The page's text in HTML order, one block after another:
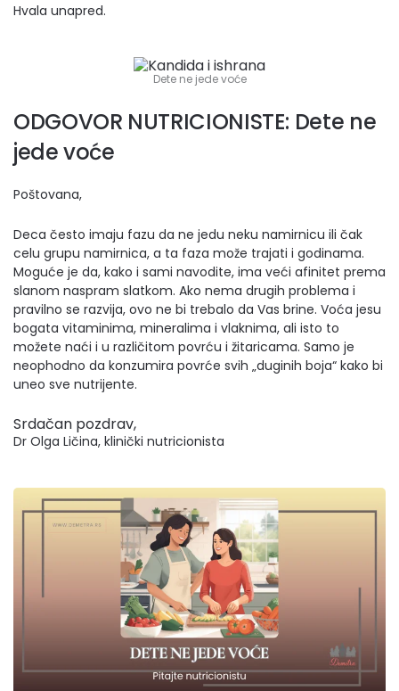
Hvala unapred.
Dete ne jede voće
ODGOVOR NUTRICIONISTE: Dete ne
jede voće
Poštovana,
Deca često imaju fazu da ne jedu neku namirnicu ili čak
celu grupu namirnica, a ta faza može trajati i godinama.
Moguće je da, kako i sami navodite, ima veći afinitet prema
slanom naspram slatkom. Ako nema drugih problema i
pravilno se razvija, ovo ne bi trebalo da Vas brine. Voća jesu
bogata vitaminima, mineralima i vlaknima, ali isto to
možete naći i u različitom povrću i žitaricama. Samo je
neophodno da konzumira povrće svih „duginih boja“ kako bi
uneo sve nutrijente.
Srdačan pozdrav,
Dr Olga Ličina, klinički nutricionista